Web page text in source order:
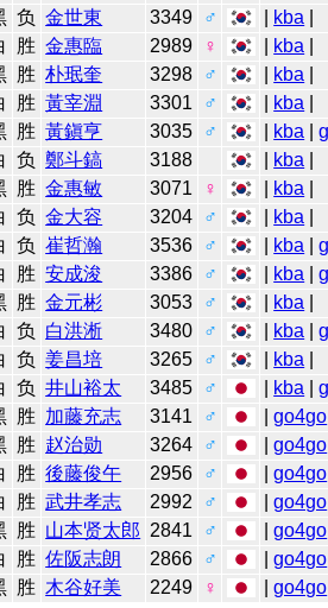
负 金世東 3349 ♂ kba
胜 金惠臨 2989 ♀ kba
胜 朴珉奎 3298 ♂ kba
胜 黃宰淵 3301 ♂ kba
胜 黃鎭亨 3035 ♂ kba |
负 鄭斗鎬 3188 kba
胜 金惠敏 3071 ♀ kba
负 金大容 3204 ♂ kba
负 崔哲瀚 3536 ♂ kba |
胜 安成浚 3386 ♂ kba |
胜 金元彬 3053 ♂ kba
负 白洪淅 3480 ♂ kba |
负 姜昌培 3265 ♂ kba
负 井山裕太 3485 ♂ kba |
胜 加藤充志 3141 ♂ |go4go
胜 赵治勋 3264 ♂ |go4go
胜 後藤俊午 2956 ♂ |go4go
胜 武井孝志 2992 ♂ |go4go
胜 山本贤太郎 2841 ♂ |go4go
胜 佐阪志朗 2866 ♂ |go4go
胜 木谷好美 2249 ♀ |go4go